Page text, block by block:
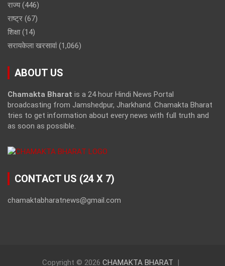
राज्य(446)
राष्ट्र (67)
शिक्षा(14)
सरायकेला खरसावां(1,066)
ABOUT US
Chamakta Bharat is a 24 hour Hindi News Portal
broadcasting from Jamshedpur, Jharkhand. Chamakta Bharat
tries to get information about every news with full truth and
as soon as possible.
CONTACT US (24 X 7)
chamaktabharatnews@gmail.com
Copyright © 2026 CHAMAKTA BHARAT